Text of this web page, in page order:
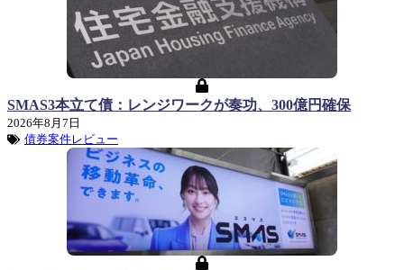
SMAS3本立て債：レンジワークが奏功、300億円確保
2026年8月7日
債券案件レビュー